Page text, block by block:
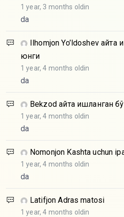
1 year, 3 months oldin
da
Ilhomjon Yo’ldoshev Қайта
юнги
1 year, 4 months oldin
da
Bekzod Қайта ишланган
1 year, 4 months oldin
da
Nomonjon Kashta uchun
1 year, 4 months oldin
da
Latifjon Adras matosi
1 year, 4 months oldin